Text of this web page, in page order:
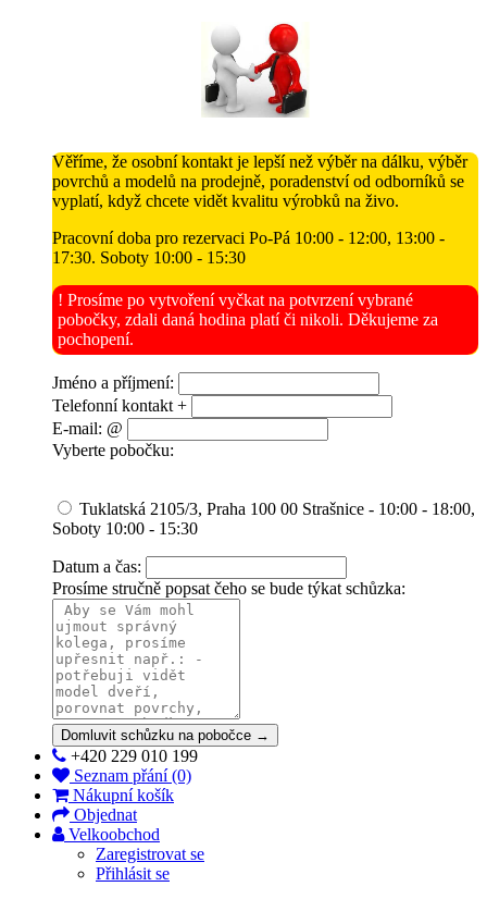
Věříme, že osobní kontakt je lepší než výběr na dálku, výběr
povrchů a modelů na prodejně, poradenství od odborníků se
vyplatí, když chcete vidět kvalitu výrobků na živo.
Pracovní doba pro rezervaci Po-Pá 10:00 - 12:00, 13:00 -
17:30. Soboty 10:00 - 15:30
! Prosíme po vytvoření vyčkat na potvrzení vybrané
pobočky, zdali daná hodina platí či nikoli. Děkujeme za
pochopení.
Jméno a příjmení:
Telefonní kontakt +
E-mail: @
Vyberte pobočku:
Tuklatská 2105/3, Praha 100 00 Strašnice - 10:00 - 18:00,
Soboty 10:00 - 15:30
Datum a čas:
Prosíme stručně popsat čeho se bude týkat schůzka:
Domluvit schůzku na pobočce →
+420 229 010 199
Seznam přání (0)
Nákupní košík
Objednat
Velkoobchod
Zaregistrovat se
Přihlásit se